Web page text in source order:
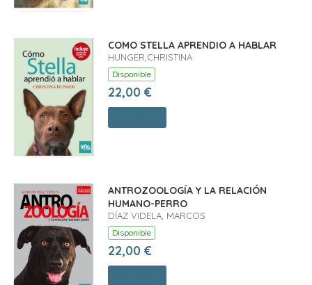
COMO STELLA APRENDIO A HABLAR
HUNGER,CHRISTINA
Disponible
22,00 €
ANTROZOOLOGÍA Y LA RELACIÓN
HUMANO-PERRO
DÍAZ VIDELA, MARCOS
Disponible
22,00 €